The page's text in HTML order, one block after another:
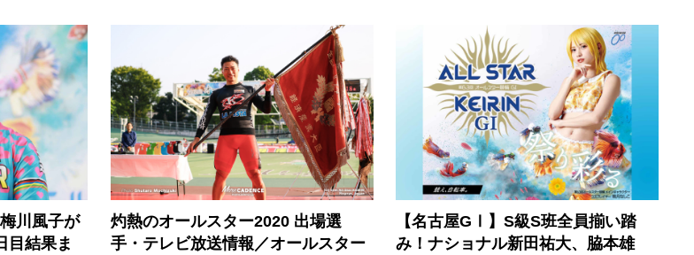
川風子が
目結果ま
灼熱のオールスター2020 出場選
手・テレビ放送情報／オールスター
【名古屋GⅠ】S級S班全員揃い踏
み！ナショナル新田祐大、脇本雄